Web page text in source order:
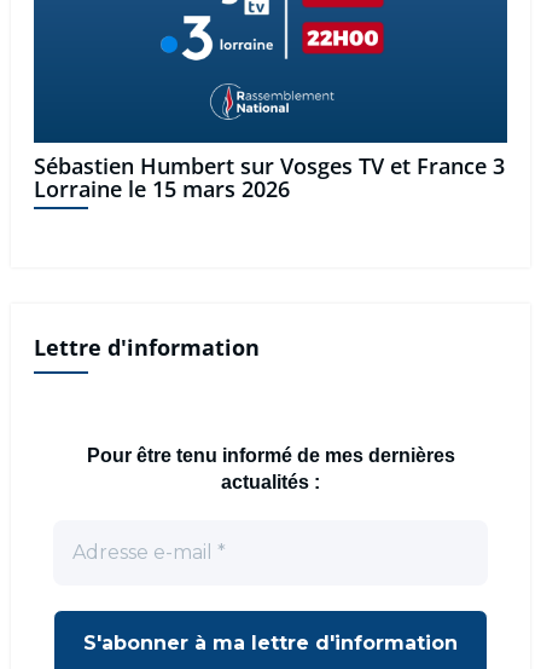
Sébastien Humbert sur Vosges TV et France 3
Lorraine le 15 mars 2026
Lettre d'information
Pour être tenu informé de mes dernières
actualités :